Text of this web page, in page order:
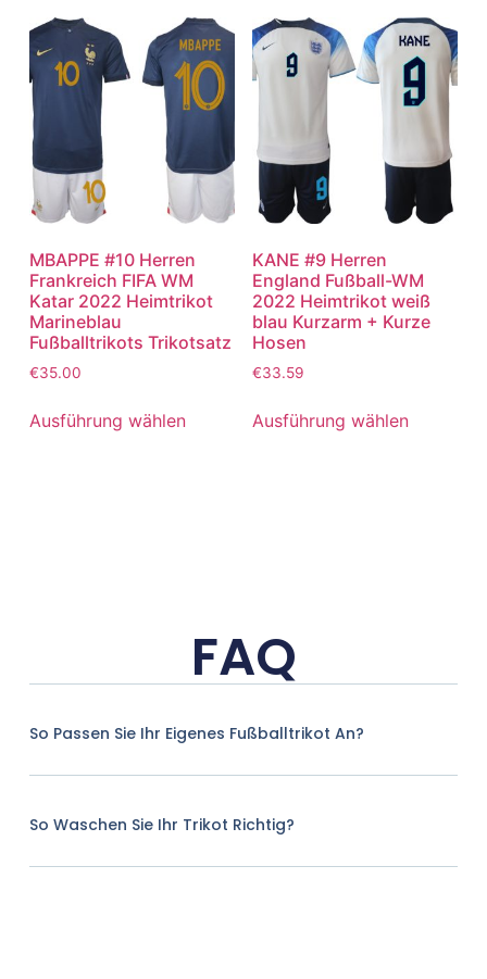
MBAPPE #10 Herren
Frankreich FIFA WM
Katar 2022 Heimtrikot
Marineblau
Fußballtrikots Trikotsatz
€35.00
Ausführung wählen
KANE #9 Herren
England Fußball-WM
2022 Heimtrikot weiß
blau Kurzarm + Kurze
Hosen
€33.59
Ausführung wählen
FAQ
So Passen Sie Ihr Eigenes Fußballtrikot An?
So Waschen Sie Ihr Trikot Richtig?